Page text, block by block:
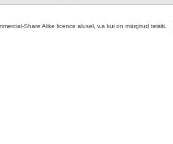
Share Alike licence alusel, v.a kui on märgitud teisiti.